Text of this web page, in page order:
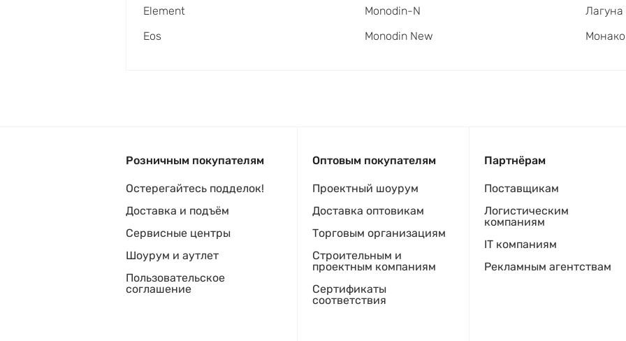
Element
Eos
Monodin-N
Monodin New
Лагуна
Монако
Розничным покупателям
Остерегайтесь подделок!
Доставка и подъём
Сервисные центры
Шоурум и аутлет
Пользовательское
соглашение
Оптовым покупателям
Проектный шоурум
Доставка оптовикам
Торговым организациям
Строительным и
проектным компаниям
Сертификаты
соответствия
Партнёрам
Поставщикам
Логистическим
компаниям
IT компаниям
Рекламным агентствам